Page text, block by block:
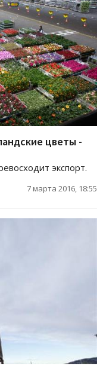
цветы -
экспорт.
7 марта 2016, 18:55